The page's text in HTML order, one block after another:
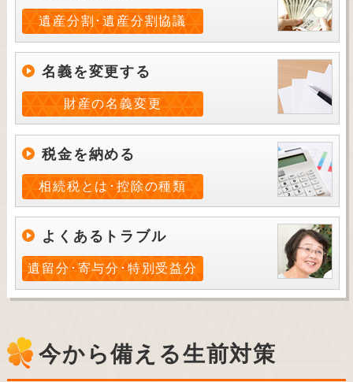
遺産分割･遺産分割協議
名義を変更する
財産の名義変更
税金を納める
相続税とは･控除の種類
よくあるトラブル
遺留分･寄与分･特別受益分
今から備える生前対策